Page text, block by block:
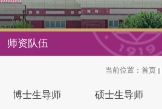
师资队伍
当前位置： 首页
博士生导师 硕士生导师